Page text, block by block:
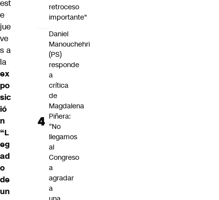
est
e
jue
ve
s a
la
ex
po
sic
ió
n
“L
eg
ad
o
de
un
retroceso
importante"
Daniel
Manouchehri
(PS)
responde
a
crítica
de
Magdalena
Piñera:
“No
llegamos
al
Congreso
a
agradar
a